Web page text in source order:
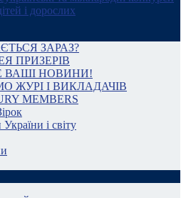
ЗАРАЗ?
ПРИЗЕРІВ
ВАШІ НОВИНИ!
ЖУРІ І ВИКЛАДАЧІВ
MEMBERS
і світу